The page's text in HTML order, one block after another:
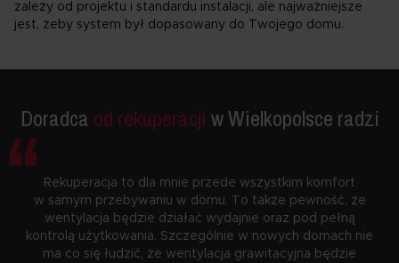
zależy od projektu i standardu instalacji, ale najważniejsze
jest, żeby system był dopasowany do Twojego domu.
Doradca od rekuperacji w Wielkopolsce radzi
“ Rekuperacja to dla mnie przede wszystkim komfort
w samym przebywaniu w domu. To także pewność, że
wentylacja będzie działać wydajnie oraz pod pełną
kontrolą użytkowania. Szczególnie w nowych domach nie
ma co się łudzić, że wentylacja grawitacyjna będzie